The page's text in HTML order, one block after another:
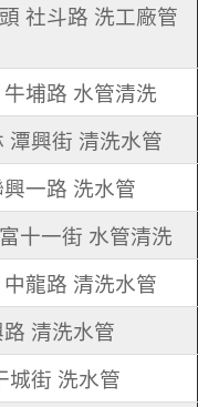
社斗路 洗工廠管
埔路 水管清洗
潭興街 清洗水管
一路 洗水管
十一街 水管清洗
龍路 清洗水管
清洗水管
城街 洗水管